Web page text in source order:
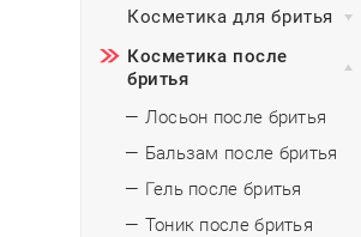
Бытовая химия
Косметика для бритья
Косметика после
бритья
— Лосьон после бритья
— Бальзам после бритья
— Гель после бритья
— Тоник после бритья